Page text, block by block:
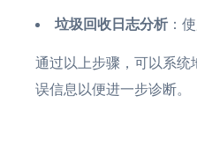
垃圾回收日志分析 ：
通过以上步骤，可以系统
误信息以便进一步诊断。